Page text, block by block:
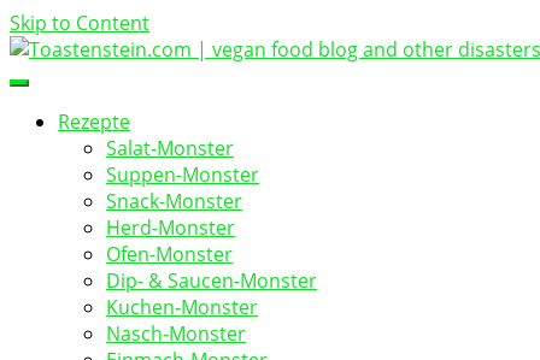
Skip to Content
Toastenstein.com
vegan food blog
Rezepte
Salat-Monster
Suppen-Monster
Snack-Monster
Herd-Monster
Ofen-Monster
Dip- & Saucen-Monster
Kuchen-Monster
Nasch-Monster